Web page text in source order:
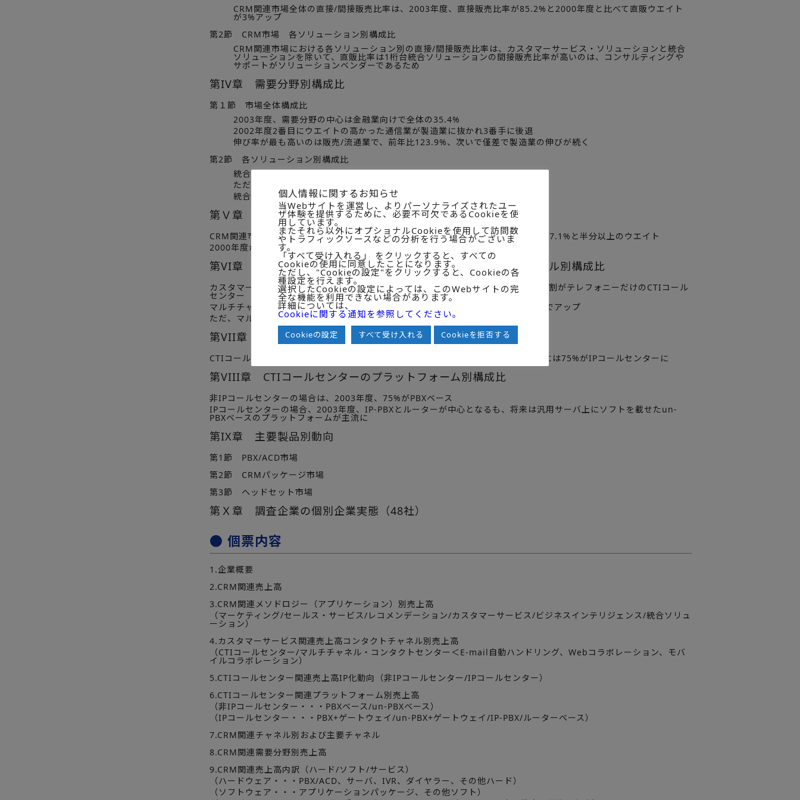
CRM関連市場全体の直接/間接販売比率は、2003年度、直接販売比率が85.2%と2000年度と比べて直販ウエイト
が3%アップ
第2節 CRM市場 各ソリューション別構成比
CRM関連市場における各ソリューション別の直接/間接販売比率は、カスタマーサービス・ソリューションと統合
ソリューションを除いて、直販比率は1桁台統合ソリューションの間接販売比率が高いのは、コンサルティングや
サポートがソリューションベンダーであるため
第IV章 需要分野別構成比
第１節 市場全体構成比
2003年度、需要分野の中心は金融業向けで全体の35.4%
2002年度2番目にウエイトの高かった通信業が製造業に抜かれ3番手に後退
伸び率が最も高いのは販売/流通業で、前年比123.9%、次いで僅差で製造業の伸びが続く
第2節 各ソリューション別構成比
統合ソリューションを除き、各ソリューションで金融業のウエイトが最も高い
ただ、セールス/サービス・ソリューションでは、製造業と通信業が僅差で続く
統合ソリューションでは製造業が高い
第Ｖ章 ハード/ソフト/サービス
CRM関連市場におけるハード/ソフト/サービスの構成比は、2003年度でサービスが57.1%と半分以上のウエイト
2000年度からサービスウエイトは約10%アップ
第VI章 カスタマーサービス・ソリューションのコンタクトチャネル別構成比
カスタマーサービス・ソリューションにおけるコンタクトチャネルは、2003年度約7割がテレフォニーだけのCTIコール
センター
マルチチャネル・コンタクトセンターの比率は3割、2007年度にはこの比率が4割までアップ
ただ、マルチチャネル化の速度は前回より鈍化して進行
第VII章 CTIコールセンターのIP化動向
CTIコールセンターにおけるIP化は、2003年度から本格的に立ち上がり、2007年度には75%がIPコールセンターに
第VIII章 CTIコールセンターのプラットフォーム別構成比
非IPコールセンターの場合は、2003年度、75%がPBXベース
IPコールセンターの場合、2003年度、IP-PBXとルーターが中心となるも、将来は汎用サーバ上にソフトを載せたun-
PBXベースのプラットフォームが主流に
第IX章 主要製品別動向
第1節 PBX/ACD市場
第2節 CRMパッケージ市場
第3節 ヘッドセット市場
第Ｘ章 調査企業の個別企業実態（48社）
● 個票内容
1.企業概要
2.CRM関連売上高
3.CRM関連メソドロジー（アプリケーション）別売上高
（マーケティング/セールス・サービス/レコメンデーション/カスタマーサービス/ビジネスインテリジェンス/統合ソリュ
ーション）
4.カスタマーサービス関連売上高コンタクトチャネル別売上高
（CTIコールセンター/マルチチャネル・コンタクトセンター＜E-mail自動ハンドリング、Webコラボレーション、モバ
イルコラボレーション）
5.CTIコールセンター関連売上高IP化動向（非IPコールセンター/IPコールセンター）
6.CTIコールセンター関連プラットフォーム別売上高
（非IPコールセンター・・・PBXベース/un-PBXベース）
（IPコールセンター・・・PBX+ゲートウェイ/un-PBX+ゲートウェイ/IP-PBX/ルーターベース）
7.CRM関連チャネル別および主要チャネル
8.CRM関連需要分野別売上高
9.CRM関連売上高内訳（ハード/ソフト/サービス）
（ハードウェア・・・PBX/ACD、サーバ、IVR、ダイヤラー、その他ハード）
（ソフトウェア・・・アプリケーションパッケージ、その他ソフト）
個人情報に関するお知らせ
当Webサイトを運営し、よりパーソナライズされたユー
ザ体験を提供するために、必要不可欠であるCookieを使
用しています。
またそれら以外にオプショナルCookieを使用して訪問数
やトラフィックソースなどの分析を行う場合がございま
す。
「すべて受け入れる」 をクリックすると、すべての
Cookieの使用に同意したことになります。
ただし、"Cookieの設定"をクリックすると、Cookieの各
種設定を行えます。
選択したCookieの設定によっては、このWebサイトの完
全な機能を利用できない場合があります。
詳細については、
Cookieに関する通知を参照してください。
Cookieの設定 すべて受け入れる Cookieを拒否する